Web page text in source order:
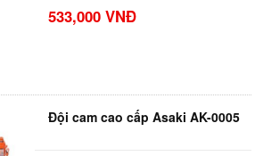
533,000 VNĐ
Đội cam cao cấp Asaki AK-0005